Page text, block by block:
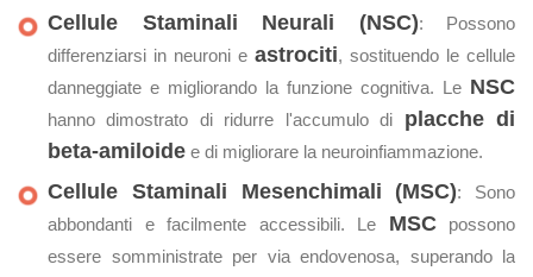
Cellule Staminali Neurali (NSC): Possono
differenziarsi in neuroni e astrociti, sostituendo le cellule
danneggiate e migliorando la funzione cognitiva. Le NSC
hanno dimostrato di ridurre l'accumulo di placche di
beta-amiloide e di migliorare la neuroinfiammazione.
Cellule Staminali Mesenchimali (MSC): Sono
abbondanti e facilmente accessibili. Le MSCpossono
essere somministrate per via endovenosa, superando la